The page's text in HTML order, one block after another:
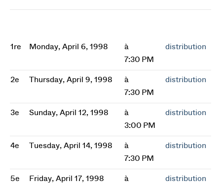
1re Monday, April 6, 1998
à
7:30 PM
distribution
2e Thursday, April 9, 1998
à
7:30 PM
distribution
3e Sunday, April 12, 1998
à
3:00 PM
distribution
4e Tuesday, April 14, 1998
à
7:30 PM
distribution
5e Friday, April 17, 1998
à
distribution